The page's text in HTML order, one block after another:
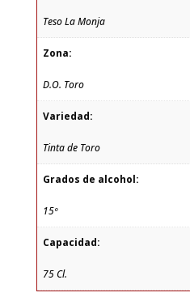
Teso La Monja
Zona:
D.O. Toro
Variedad:
Tinta de Toro
Grados de alcohol:
15º
Capacidad:
75 Cl.